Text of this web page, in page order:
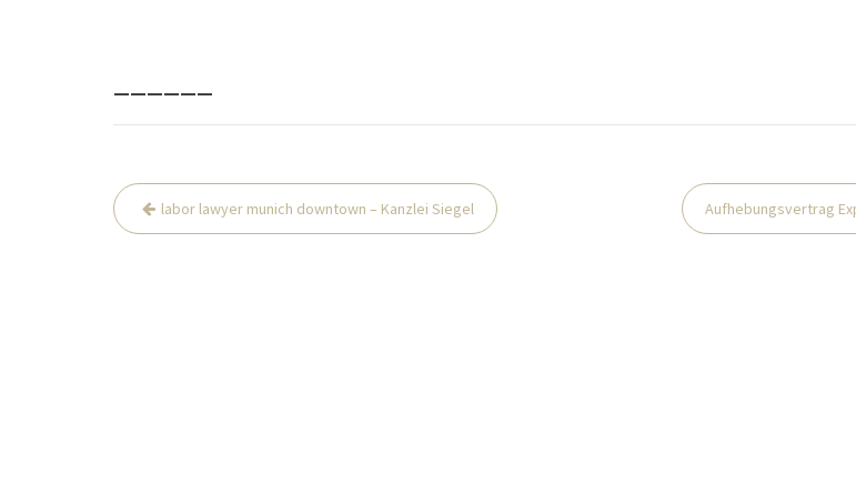
Beitrags-
Navigation
labor lawyer munich downtown – Kanzlei Siegel Aufhebungsvertrag